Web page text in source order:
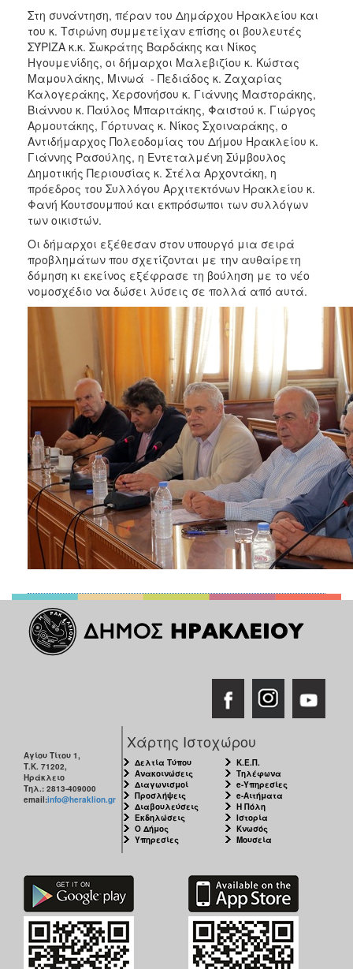
Στη συνάντηση, πέραν του Δημάρχου Ηρακλείου και
του κ. Τσιρώνη συμμετείχαν επίσης οι βουλευτές
ΣΎΡΙΖΑ κ.κ. Σωκράτης Βαρδάκης και Νίκος
Ηγουμενίδης, οι δήμαρχοι Μαλεβιζίου κ. Κώστας
Μαμουλάκης, Μινωά - Πεδιάδος κ. Ζαχαρίας
Καλογεράκης, Χερσονήσου κ. Γιάννης Μαστοράκης,
Βιάννου κ. Παύλος Μπαριτάκης, Φαιστού κ. Γιώργος
Αρμουτάκης, Γόρτυνας κ. Νίκος Σχοιναράκης, ο
Αντιδήμαρχος Πολεοδομίας του Δήμου Ηρακλείου κ.
Γιάννης Ρασούλης, η Εντεταλμένη Σύμβουλος
Δημοτικής Περιουσίας κ. Στέλα Αρχοντάκη, η
πρόεδρος του Συλλόγου Αρχιτεκτόνων Ηρακλείου κ.
Φανή Κουτσουμπού και εκπρόσωποι των συλλόγων
των οικιστών.
Οι δήμαρχοι εξέθεσαν στον υπουργό μια σειρά
προβλημάτων που σχετίζονται με την αυθαίρετη
δόμηση κι εκείνος εξέφρασε τη βούληση με το νέο
νομοσχέδιο να δώσει λύσεις σε πολλά από αυτά.
Αγίου Τίτου 1,
Τ.Κ. 71202,
Ηράκλειο
Τηλ.: 2813-409000
email:info@heraklion.gr
Χάρτης Ιστοχώρου
Δελτία Τύπου
Ανακοινώσεις
Διαγωνισμοί
Προσλήψεις
Διαβουλεύσεις
Εκδηλώσεις
Ο Δήμος
Υπηρεσίες
Κ.Ε.Π.
Τηλέφωνα
e-Υπηρεσίες
e-Αιτήματα
Η Πόλη
Ιστορία
Κνωσός
Μουσεία